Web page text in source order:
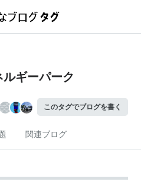
ギーパーク
このタグでブログを書く
関連ブログ